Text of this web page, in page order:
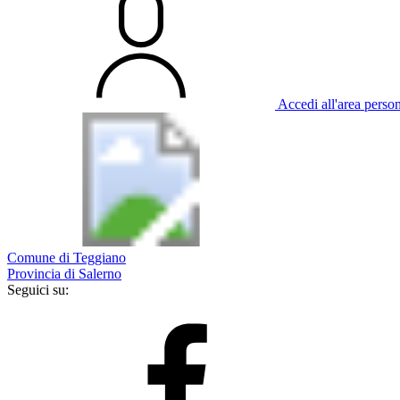
Accedi all'area
Comune di Teggiano
Provincia di Salerno
Seguici su: